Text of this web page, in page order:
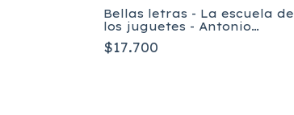
Bellas letras - La escuela de
los juguetes - Antonio
Rubino
$17.700